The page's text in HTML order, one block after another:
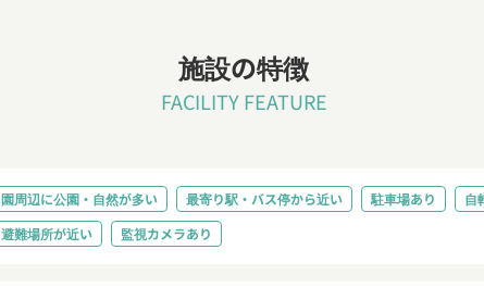
施設の特徴
FACILITY FEATURE
園周辺に公園・自然が多い 最寄り駅・バス停から近い 駐車場あり 自
避難場所が近い
監視カメラあり